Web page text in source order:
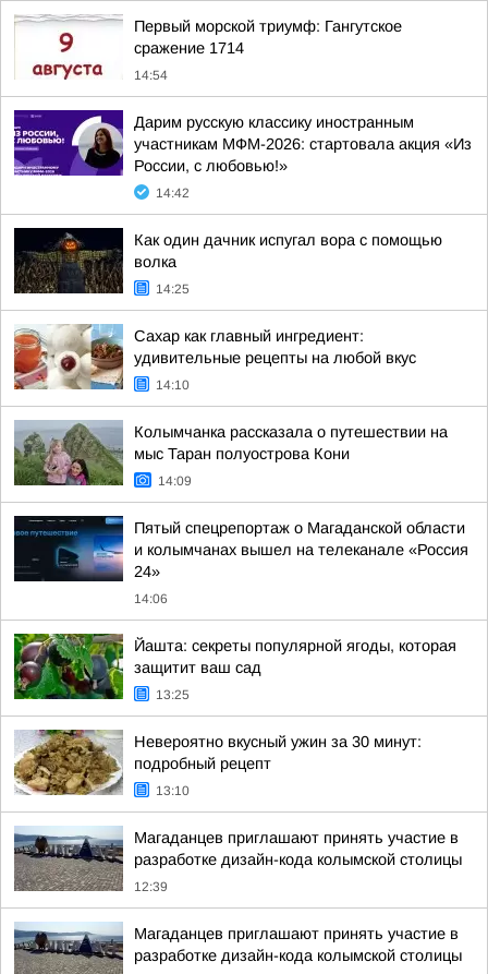
Первый морской триумф: Гангутское
сражение 1714
14:54
Дарим русскую классику иностранным
участникам МФМ-2026: стартовала акция «Из
России, с любовью!»
14:42
Как один дачник испугал вора с помощью
волка
14:25
Сахар как главный ингредиент:
удивительные рецепты на любой вкус
14:10
Колымчанка рассказала о путешествии на
мыс Таран полуострова Кони
14:09
Пятый спецрепортаж о Магаданской области
и колымчанах вышел на телеканале «Россия
24»
14:06
Йашта: секреты популярной ягоды, которая
защитит ваш сад
13:25
Невероятно вкусный ужин за 30 минут:
подробный рецепт
13:10
Магаданцев приглашают принять участие в
разработке дизайн-кода колымской столицы
12:39
Магаданцев приглашают принять участие в
разработке дизайн-кода колымской столицы